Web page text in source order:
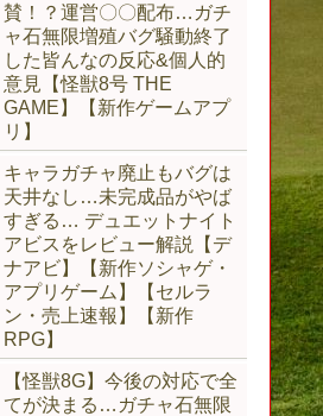
賛！？運営〇〇配布…ガチ
ャ石無限増殖バグ騒動終了
した皆んなの反応&個人的
意見【怪獣8号 THE
GAME】【新作ゲームアプ
リ】
キャラガチャ廃止もバグは
天井なし…未完成品がやば
すぎる… デュエットナイト
アビスをレビュー解説【デ
ナアビ】【新作ソシャゲ・
アプリゲーム】【セルラ
ン・売上速報】【新作
RPG】
【怪獣8G】今後の対応で全
てが決まる…ガチャ石無限